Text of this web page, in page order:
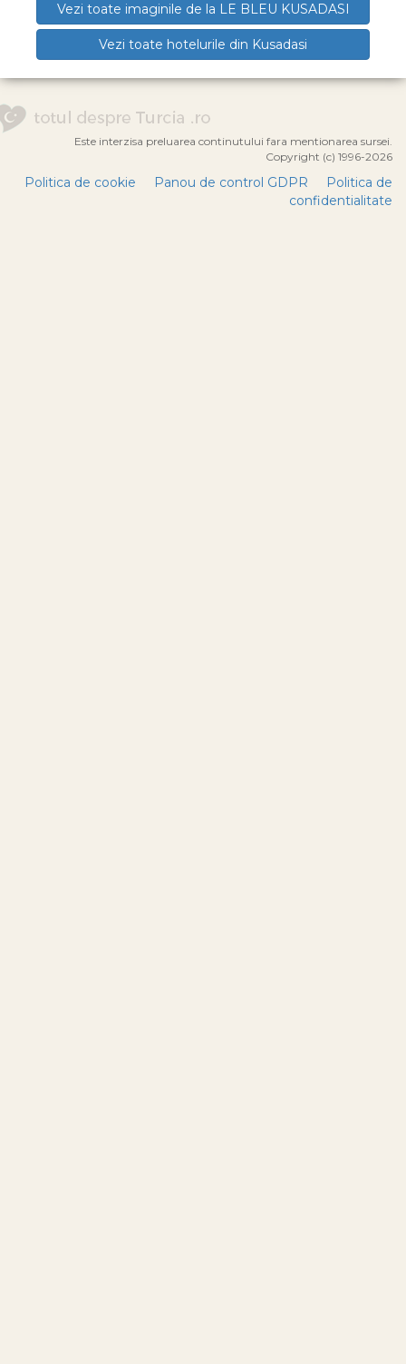
Vezi toate imaginile de la LE BLEU KUSADASI
Vezi toate hotelurile din Kusadasi
Este interzisa preluarea continutului fara mentionarea sursei.
Copyright (c) 1996-2026
Politica de cookie Panou de control GDPR
Politica de
confidentialitate